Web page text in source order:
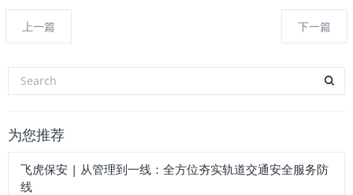
上一篇 下一篇
为您推荐
飞虎保安 | 从管理到一线：全方位夯实轨道交通安全服务防
线